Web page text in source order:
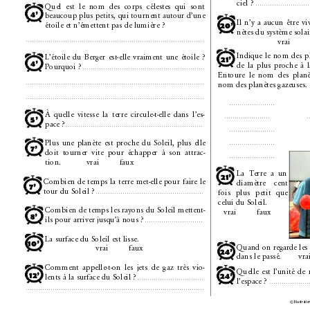
Quel  est  le  nom  des  corps  célestes  qui  sont
beaucoup plus petits, qui tournent autour d’une
étoile et n’émettent pas de lumière ?
. . . . . . . . . . . . . . . . . . . . . . . . . . . . . . . . . . . . . . . . . . . . . . . . . . . . . . . . . . . . . . . . . . . . . . . . . . . . . . . . . . . . . .
L’étoile du Berger est-elle vraiment une étoile ?
Pourquoi ? . . . . . . . . . . . . . . . . . . . . . . . . . . . . . . . . . . . . . . . . . . . . . . . . . . . . . . . . . . .
. . . . . . . . . . . . . . . . . . . . . . . . . . . . . . . . . . . . . . . . . . . . . . . . . . . . . . . . . . . . . . . . . . . . . . . . . . . . . . . . . . . . . .
À quelle vitesse la terre circule-t-elle dans l’es-
pace ?
Plus une planète est proche du Soleil, plus elle
doit tourner vite pour échapper à son attrac-
tion.
vrai faux
Combien de temps la terre met-elle pour faire le
tour du Soleil ?
Combien de temps les rayons du Soleil mettent-
ils pour arriver jusqu’à nous ? . . . . . . . . . . . . . . . . . . . . . . . . . . . .
La surface du Soleil est lisse.
vrai
faux
Comment appelle-t-on les jets de gaz très vio-
lents à la surface du Soleil ? . . . . . . . . . . . . . . . . . . . . . . . . . . . . . . . .
. . . . . . . . . . . . . . . . . . . . . . . . . . . . . . . . . . . . . . . . . . . . . . . . . . . . . . . . . . . . . . . . . . . . . . . . . . . . . . . . . . . . . .
ciel ? . . . . . . . . . . . . . . . . . . . . . . . . .
Il n’y a aucun être
nètes du système
vrai
Indique le nom des
de la plus proche à
Entoure le nom des
nom des planètes gazeuses.
La  Terre  a un
diamètre
cent
fois plus petit que
celui du Soleil.
vrai
faux
Quand on regarde
dans le passé.
Quelle est l’unité de
l’espace ?
. . . . . . . . . . . . . . . . . .
7’
8’
4’
4’
5’
7’
10’
21’
20’
24’
21’
©
12’ 24’